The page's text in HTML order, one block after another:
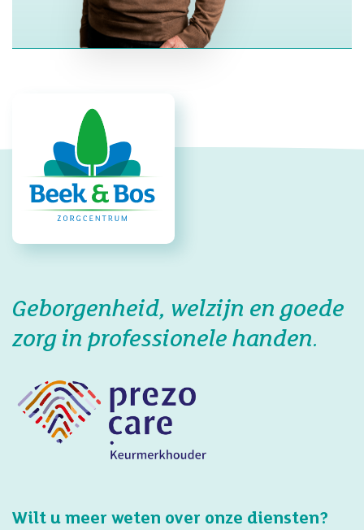
Geborgenheid, welzijn en goede
zorg in professionele handen.
Wilt u meer weten over onze diensten?